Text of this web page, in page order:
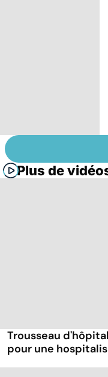
Plus de
Trousseau
pour une